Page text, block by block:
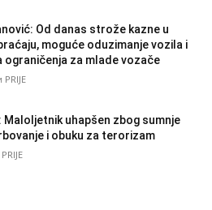
Od danas strože kazne u
moguće oduzimanje vozila i
ograničenja za mlade vozače
PRIJE
Maloljetnik uhapšen zbog sumnje
i obuku za terorizam